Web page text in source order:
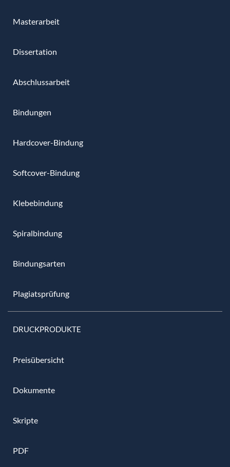
Masterarbeit
Dissertation
Abschlussarbeit
Bindungen
Hardcover-Bindung
Softcover-Bindung
Klebebindung
Spiralbindung
Bindungsarten
Plagiatsprüfung
DRUCKPRODUKTE
Preisübersicht
Dokumente
Skripte
PDF